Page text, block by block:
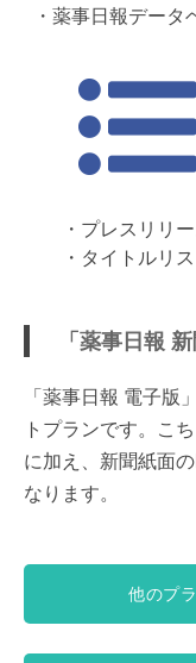
・薬事日報データ
・プレスリリ
・タイトルリ
「薬事日報
「薬事日報 電子版
トプランです。こ
に加え、新聞紙面
なります。
他のプ